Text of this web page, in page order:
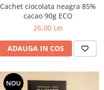
Cachet ciocolata neagra 85%
cacao 90g ECO
26,00 Lei
ADAUGA IN COS
NOU